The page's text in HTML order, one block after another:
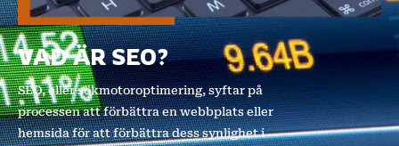
VAD ÄR SEO?
SEO, eller sökmotoroptimering, syftar på
processen att förbättra en webbplats eller
hemsida för att förbättra dess synlighet i